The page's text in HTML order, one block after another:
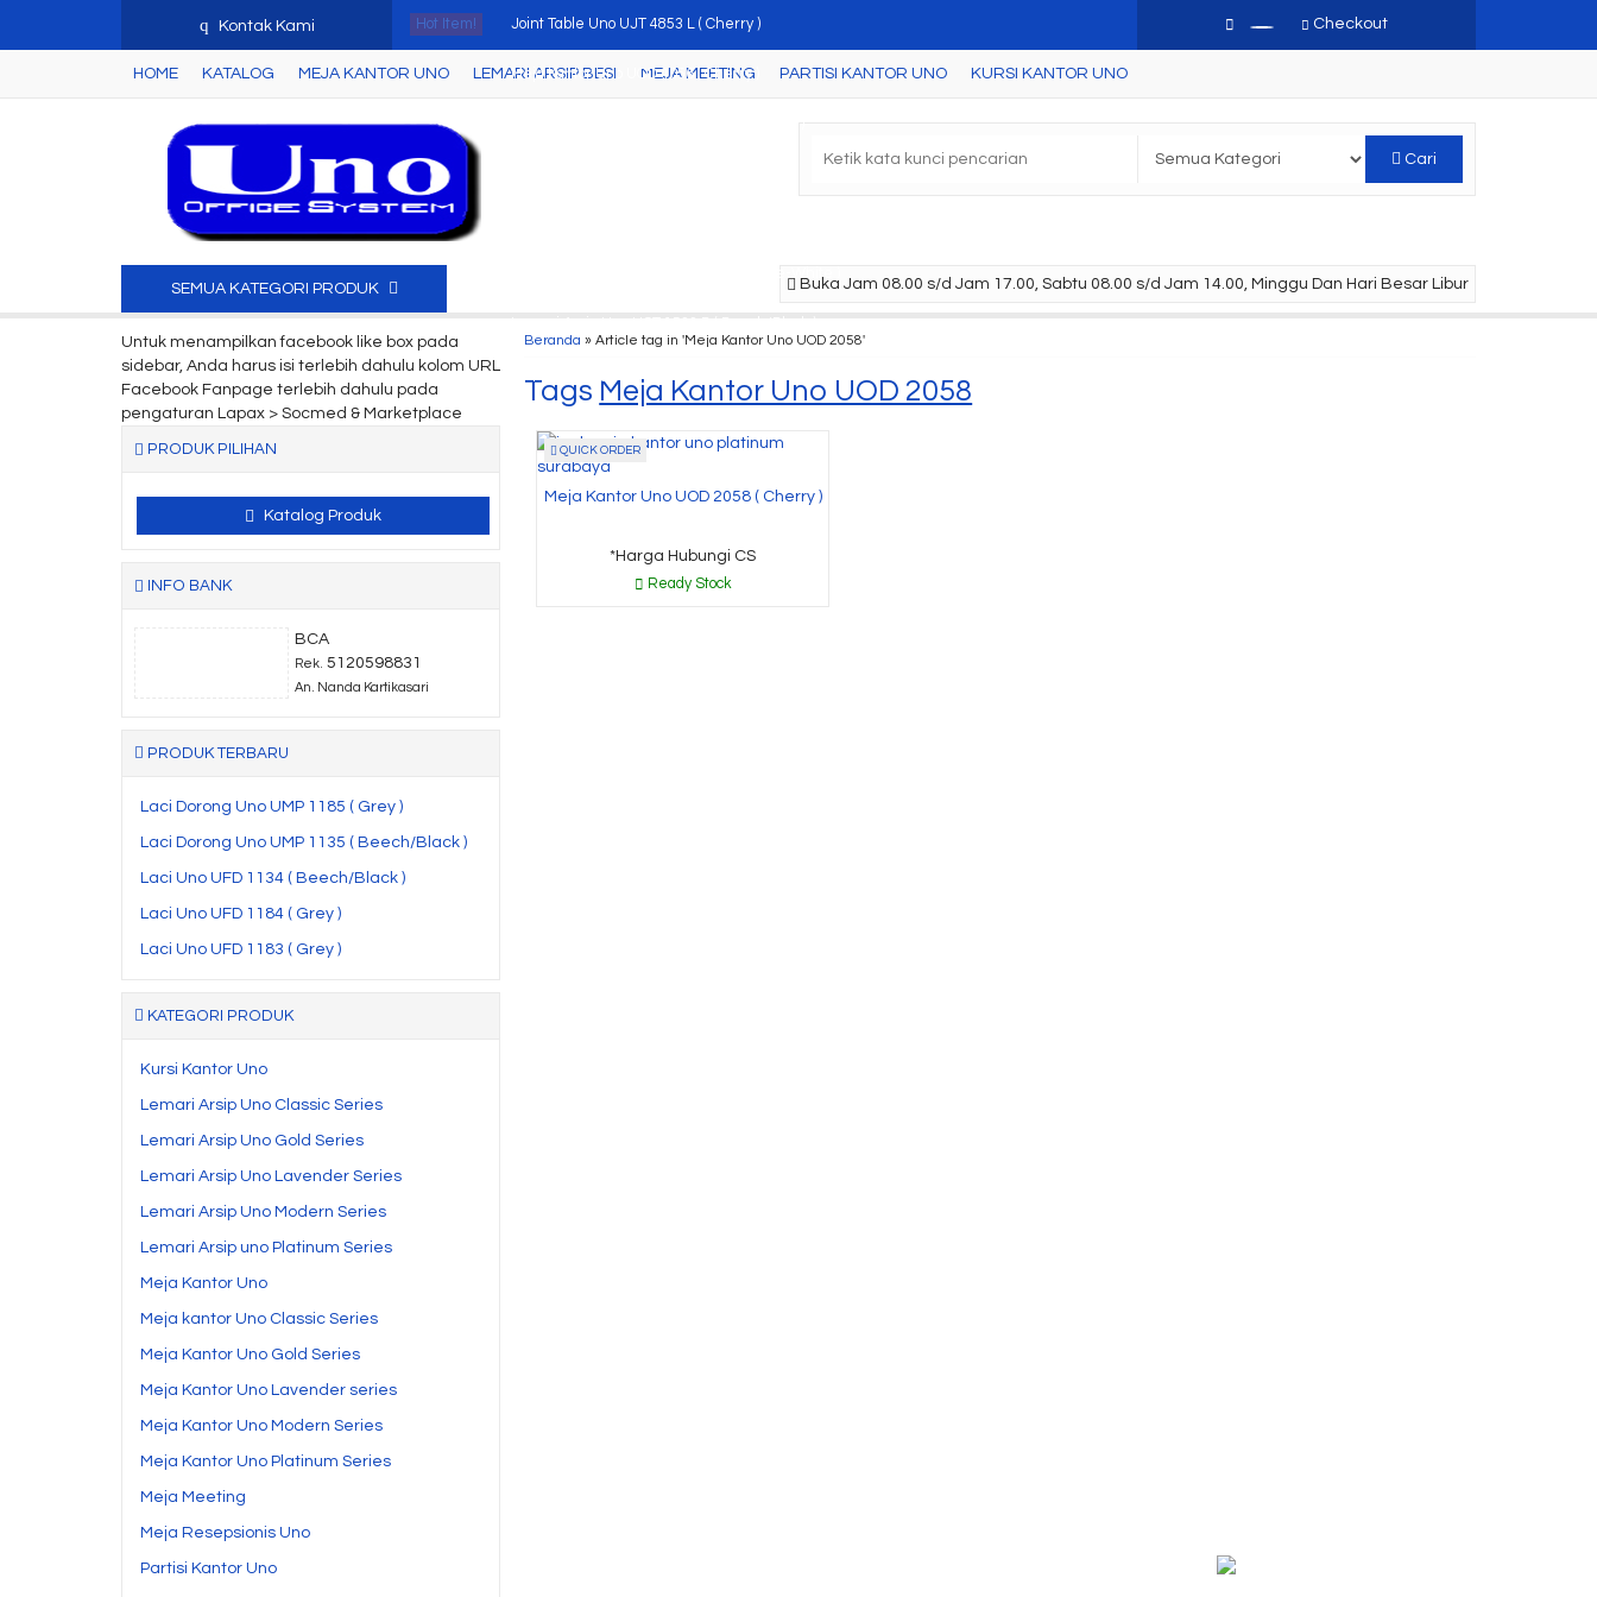
q Kontak Kami Hot Item! Joint Table Uno UJT 4853 L ( Cherry )
Meja Kantor Uno UOD 4056 ( Cherry )
Lemari Cradenza Uno UCR 7368 ( Maple-White )
Checkout
HOME KATALOG MEJA KANTOR UNO LEMARI ARSIP BESI MEJA MEETING PARTISI KANTOR UNO KURSI KANTOR UNO
Cari
Buka Jam 08.00 s/d Jam 17.00, Sabtu 08.00 s/d Jam 14.00, Minggu Dan Hari Besar Libur
SEMUA KATEGORI PRODUK
Beranda »Article tag in 'Meja Kantor Uno UOD 2058'
Tags Meja Kantor Uno UOD 2058
QUICK ORDER
Meja Kantor Uno UOD 2058 ( Cherry )
*Harga Hubungi CS
Ready Stock
Untuk menampilkan facebook like box pada
sidebar, Anda harus isi terlebih dahulu kolom URL
Facebook Fanpage terlebih dahulu pada
pengaturan Lapax > Socmed & Marketplace
PRODUK PILIHAN
Katalog Produk
INFO BANK
BCA
Rek. 5120598831
An. Nanda Kartikasari
PRODUK TERBARU
Laci Dorong Uno UMP 1185 ( Grey )
Laci Dorong Uno UMP 1135 ( Beech/Black )
Laci Uno UFD 1134 ( Beech/Black )
Laci Uno UFD 1184 ( Grey )
Laci Uno UFD 1183 ( Grey )
KATEGORI PRODUK
Kursi Kantor Uno
Lemari Arsip Uno Classic Series
Lemari Arsip Uno Gold Series
Lemari Arsip Uno Lavender Series
Lemari Arsip Uno Modern Series
Lemari Arsip uno Platinum Series
Meja Kantor Uno
Meja kantor Uno Classic Series
Meja Kantor Uno Gold Series
Meja Kantor Uno Lavender series
Meja Kantor Uno Modern Series
Meja Kantor Uno Platinum Series
Meja Meeting
Meja Resepsionis Uno
Partisi Kantor Uno